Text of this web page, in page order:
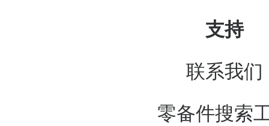
支持
联系我们
零备件搜索